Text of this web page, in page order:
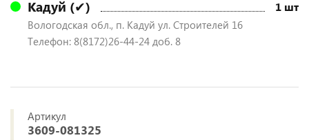
Кадуй (✔) 1 шт
Вологодская обл., п. Кадуй ул. Строителей 16
Телефон: 8(8172)26-44-24 доб. 8
Артикул
3609-081325